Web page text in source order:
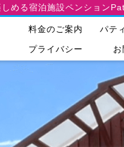
める宿泊施設ペンション
料金のご案内 パテ
プライバシー